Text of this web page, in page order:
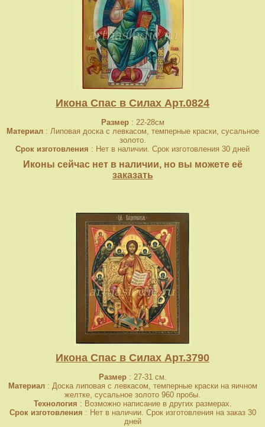
Икона Спас в Силах Арт.0824
Размер: 22-28см
Материал: Липовая доска с левкасом, темперные краски, сусальное
золото.
Срок изготовления : Нет в наличии. Срок изготовления 30 дней
Иконы сейчас нет в наличии, но вы можете её
заказать
Икона Спас в Силах Арт.3790
Размер: 27-31 см.
Материал: Доска липовая с левкасом, темперные краски на яичном
желтке, сусальное золото 960 пробы.
Технология : Возможно написание в других размерах.
Срок изготовления : Нет в наличии. Срок изготовления на заказ 30
дней